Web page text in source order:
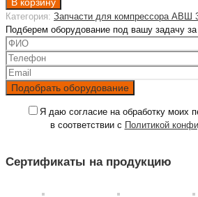
Категория: Запчасти для компрессора АВШ
Подберем оборудование под вашу задачу
Я даю согласие на обработку моих
в соответствии с Политикой
Сертификаты на продукцию